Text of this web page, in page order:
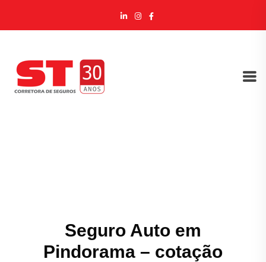
Seguro Auto em
Pindorama – cotação